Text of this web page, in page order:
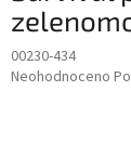
00230-434
Průměrné
Neohodnoceno